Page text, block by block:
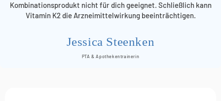
Kombinationsprodukt nicht für dich geeignet. Schließlich kann
Vitamin K2 die Arzneimittelwirkung beeinträchtigen.
Jessica Steenken
PTA & Apothekentrainerin